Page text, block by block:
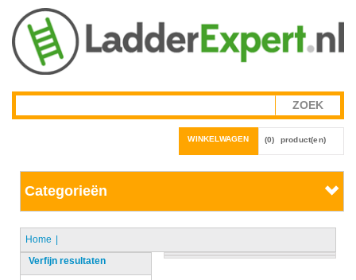
WINKELWAGEN (0) product(en)
Categorieën
Home
Verfijn resultaten